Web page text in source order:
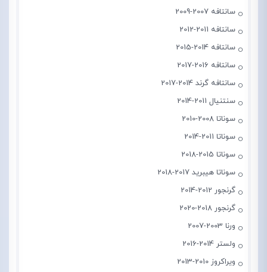
سانتافه 2007-2009
سانتافه 2011-2012
سانتافه 2014-2015
سانتافه 2016-2017
سانتافه گرند 2014-2017
سنتنیال 2011-2014
سوناتا 2008-2010
سوناتا 2011-2014
سوناتا 2015-2018
سوناتا هیبرید 2017-2018
گرنجور 2012-2014
گرنجور 2018-2020
ورنا 2003-2007
ولستر 2014-2016
ویراکروز 2010-2013